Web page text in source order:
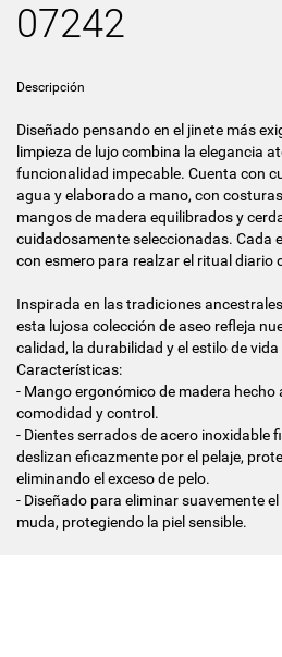
07242
Descripción
Diseñado pensando en el jinete más
limpieza de lujo combina la elegancia
funcionalidad impecable. Cuenta con
agua y elaborado a mano, con
mangos de madera equilibrados y
cuidadosamente seleccionadas. Cada
con esmero para realzar el ritual diario
Inspirada en las tradiciones
esta lujosa colección de aseo refleja
calidad, la durabilidad y el estilo de
Características:
- Mango ergonómico de madera
comodidad y control.
- Dientes serrados de acero inoxidable
deslizan eficazmente por el pelaje,
eliminando el exceso de pelo.
- Diseñado para eliminar suavemente
muda, protegiendo la piel sensible.